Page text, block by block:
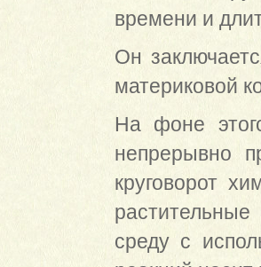
времени и
Он
материковой
На фоне
непрерывно
круговорот
среду с